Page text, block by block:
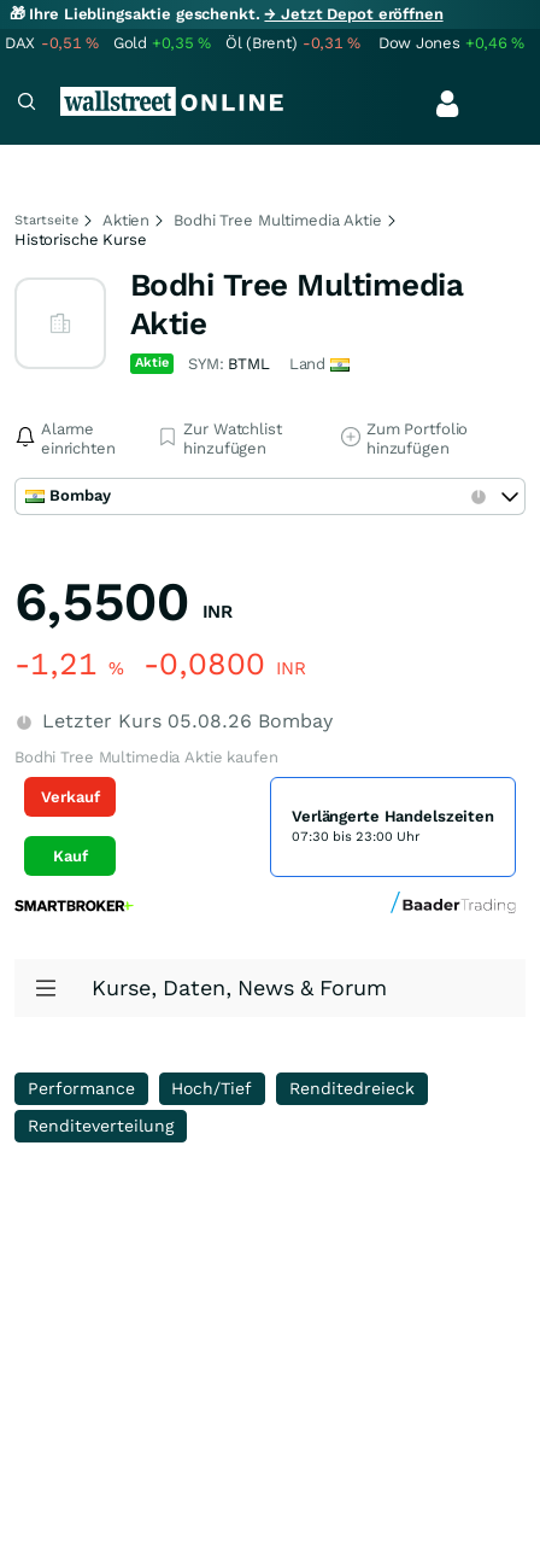
🎁 Ihre Lieblingsaktie geschenkt.→ Jetzt Depot eröffnen
DAX -0,51% Gold +0,35% Öl (Brent) -0,31% Dow Jones +0,46%
Startseite Aktien
Bodhi Tree Multimedia Aktie
Historische Kurse
Bodhi Tree Multimedia
Aktie
Aktie SYM: BTML Land
Alarme
einrichten
Zur Watchlist
hinzufügen
Zum Portfolio
hinzufügen
Bombay
6,5500 INR
-1,21 % -0,0800 INR
Letzter Kurs 05.08.26 Bombay
Bodhi Tree Multimedia Aktie kaufen
Verkauf
Kauf
Verlängerte Handelszeiten
07:30 bis 23:00 Uhr
Kurse, Daten, News & Forum
Performance Hoch/Tief
Renditedreieck
Renditeverteilung